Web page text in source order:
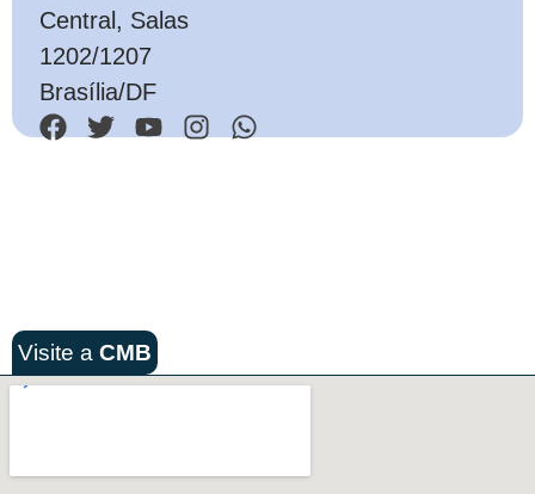
Central, Salas
1202/1207
Brasília/DF
Visite a CMB